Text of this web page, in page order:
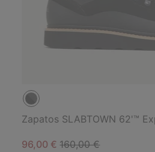
Zapatos SLABTOWN 62'™
Sale price:
96,00 €Regular price:
160,00 €